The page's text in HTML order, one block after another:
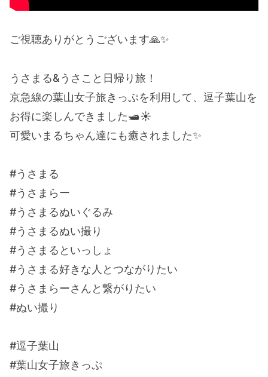
ご視聴ありがとうございます🙏✨
うさまる&うさこと日帰り旅！
京急線の葉山女子旅きっぷを利用して、逗子葉山を
お得に楽しんできました🛥️☀️
可愛いまるちゃん達にも癒されました✨
#うさまる
#うさまらー
#うさまるぬいぐるみ
#うさまるぬい撮り
#うさまるといっしょ
#うさまる好きな人とつながりたい
#うさまらーさんと繋がりたい
#ぬい撮り
#逗子葉山
#葉山女子旅きっぷ